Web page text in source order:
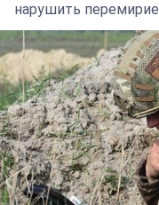
нарушить перемирие